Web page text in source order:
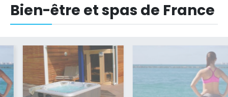
Bien-être et spas de France